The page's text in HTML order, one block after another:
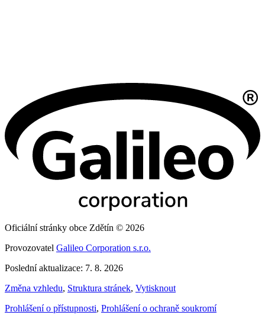
Oficiální stránky obce Zdětín © 2026
Provozovatel Galileo Corporation s.r.o.
Poslední aktualizace: 7. 8. 2026
Změna vzhledu, Struktura stránek, Vytisknout
Prohlášení o přístupnosti, Prohlášení o ochraně soukromí